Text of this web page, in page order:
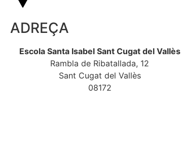
ADREÇA
Escola Santa Isabel Sant Cugat del Vallès
Rambla de Ribatallada, 12
Sant Cugat del Vallès
08172